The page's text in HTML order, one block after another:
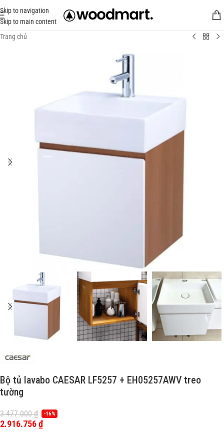
Skip to navigation
Skip to main content
Trang chủ
Bộ tủ lavabo CAESAR LF5257 + EH05257AWV treo
tường
3.477.000₫ -16%
2.916.756₫